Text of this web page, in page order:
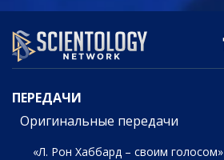
СМОТРЕТЬ СМОТРЕТЬ
ПЕРЕДАЧИ
Оригинальные передачи
«Л. Рон Хаббард – своим голосом»